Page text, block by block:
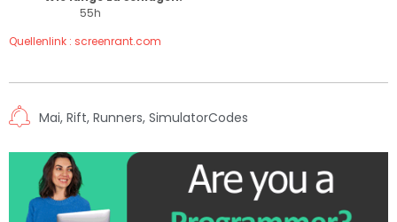
55h
Quellenlink : screenrant.com
Mai, Rift, Runners, SimulatorCodes